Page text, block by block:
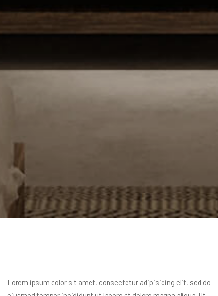
Lorem ipsum dolor sit amet, consectetur adipisicing elit, sed do